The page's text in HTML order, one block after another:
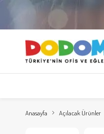
Anasayfa Açılacak Ürünler